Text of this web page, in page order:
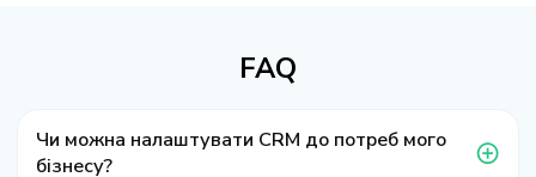
FAQ
Чи можна налаштувати CRM до потреб мого
бізнесу?